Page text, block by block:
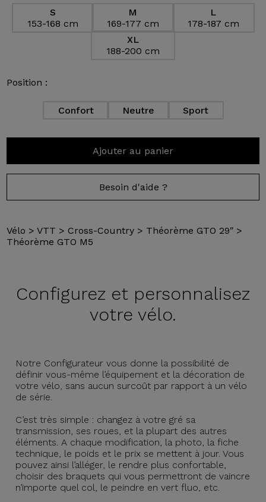
S
153-168 cm
M
169-177 cm
L
178-187 cm
XL
188-200 cm
Position :
Confort Neutre Sport
Ajouter au panier
Besoin d'aide ?
Vélo >VTT >Cross-Country > Théorème GTO 29″ >
Théorème GTO M5
Configurez et personnalisez
votre vélo.
Notre Configurateur vous donne la possibilité de
définir vous-même l’équipement et la décoration de
votre vélo, sans aucun surcoût par rapport à un vélo
de série.
C’est très simple : changez à votre gré sa
transmission, ses roues, et la plupart des autres
éléments. A chaque modification, la photo, la fiche
technique, le poids et le prix se mettent à jour. Vous
pouvez ainsi l’alléger, le rendre plus confortable,
choisir des braquets qui vous permettront de vaincre
n’importe quel col, le peindre en vert fluo, etc.